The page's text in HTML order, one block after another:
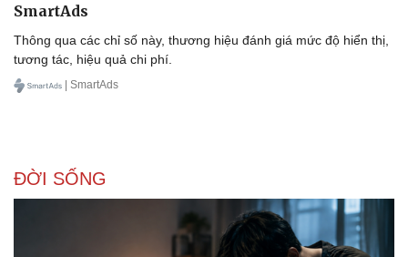
SmartAds
Thông qua các chỉ số này, thương hiệu đánh giá mức độ hiển thị,
tương tác, hiệu quả chi phí.
| SmartAds
ĐỜI SỐNG